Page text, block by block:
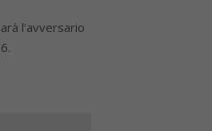
l’avversario